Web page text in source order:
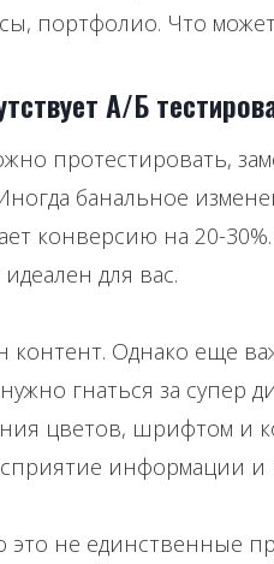
портфолио. Что
А/Б
протестировать,
банальное
конверсию на 20-
для вас.
контент. Однако еще
гнаться за супер
цветов, шрифтом и
информации и
это не единственные